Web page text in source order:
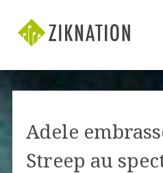
Adele
Streep au